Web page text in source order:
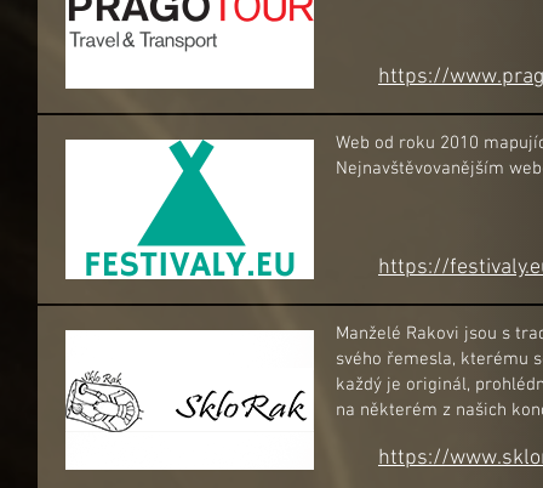
https://
Web od roku 2010
Nejnavštěvovanějším
https://
Manželé Rakovi jsou s
svého řemesla, kterému
každý je originál,
na některém z našich
https://